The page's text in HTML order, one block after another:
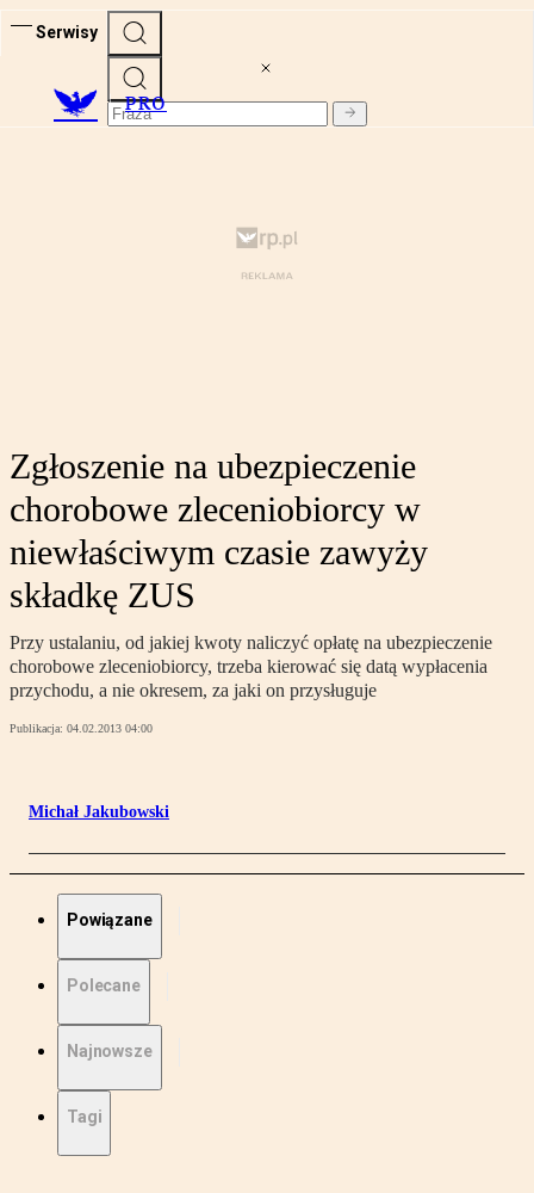
Serwisy
PRO
Zgłoszenie na ubezpieczenie
chorobowe zleceniobiorcy w
niewłaściwym czasie zawyży
składkę ZUS
Przy ustalaniu, od jakiej kwoty naliczyć opłatę na ubezpieczenie
chorobowe zleceniobiorcy, trzeba kierować się datą wypłacenia
przychodu, a nie okresem, za jaki on przysługuje
Publikacja: 04.02.2013 04:00
Michał Jakubowski
Powiązane
Polecane
Najnowsze
Tagi